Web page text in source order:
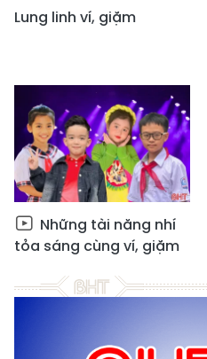
Lung linh ví, giặm
Những tài năng nhí
tỏa sáng cùng ví, giặm